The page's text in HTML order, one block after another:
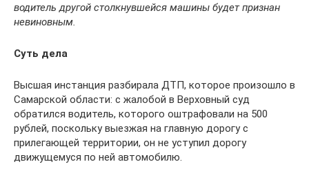
водитель другой столкнувшейся машины будет признан
невиновным.
Суть дела
Высшая инстанция разбирала ДТП, которое произошло в
Самарской области: с жалобой в Верховный суд
обратился водитель, которого оштрафовали на 500
рублей, поскольку выезжая на главную дорогу с
прилегающей территории, он не уступил дорогу
движущемуся по ней автомобилю.